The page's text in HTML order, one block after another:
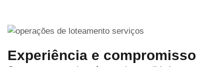
Experiência e compromisso